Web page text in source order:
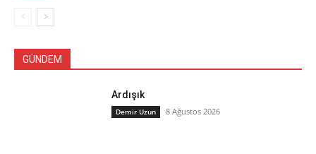
GÜNDEM
Ardışık
Demir Uzun 8 Ağustos 2026